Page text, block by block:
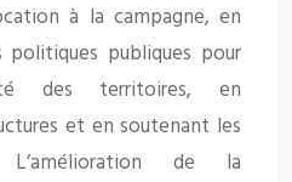
à la campagne, en
publiques pour
des territoires, en
et en soutenant les
de la